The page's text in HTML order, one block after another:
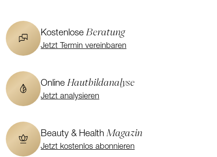
KostenloseBeratung
Jetzt Termin vereinbaren
OnlineHautbildanalyse
Jetzt analysieren
Beauty & HealthMagazin
Jetzt kostenlos abonnieren